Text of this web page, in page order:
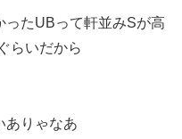
ったUBって軒並みSが高
らいだから
ありゃなあ